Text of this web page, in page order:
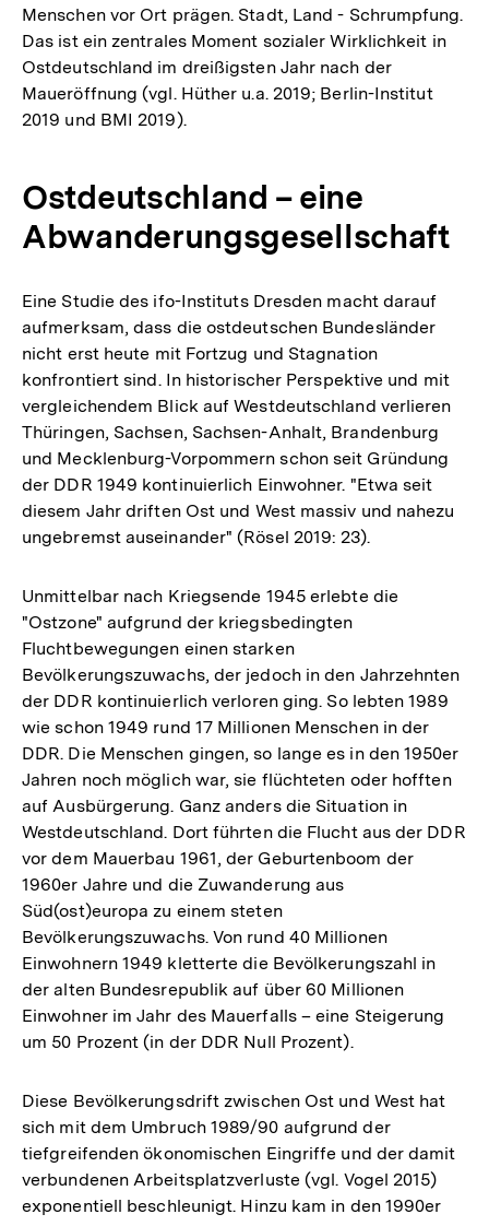
Menschen vor Ort prägen. Stadt, Land - Schrumpfung.
Das ist ein zentrales Moment sozialer Wirklichkeit in
Ostdeutschland im dreißigsten Jahr nach der
Maueröffnung (vgl. Hüther u.a. 2019; Berlin-Institut
2019 und BMI 2019).
Ostdeutschland – eine
Abwanderungsgesellschaft
Eine Studie des ifo-Instituts Dresden macht darauf
aufmerksam, dass die ostdeutschen Bundesländer
nicht erst heute mit Fortzug und Stagnation
konfrontiert sind. In historischer Perspektive und mit
vergleichendem Blick auf Westdeutschland verlieren
Thüringen, Sachsen, Sachsen-Anhalt, Brandenburg
und Mecklenburg-Vorpommern schon seit Gründung
der DDR 1949 kontinuierlich Einwohner. "Etwa seit
diesem Jahr driften Ost und West massiv und nahezu
ungebremst auseinander" (Rösel 2019: 23).
Unmittelbar nach Kriegsende 1945 erlebte die
"Ostzone" aufgrund der kriegsbedingten
Fluchtbewegungen einen starken
Bevölkerungszuwachs, der jedoch in den Jahrzehnten
der DDR kontinuierlich verloren ging. So lebten 1989
wie schon 1949 rund 17 Millionen Menschen in der
DDR. Die Menschen gingen, so lange es in den 1950er
Jahren noch möglich war, sie flüchteten oder hofften
auf Ausbürgerung. Ganz anders die Situation in
Westdeutschland. Dort führten die Flucht aus der DDR
vor dem Mauerbau 1961, der Geburtenboom der
1960er Jahre und die Zuwanderung aus
Süd(ost)europa zu einem steten
Bevölkerungszuwachs. Von rund 40 Millionen
Einwohnern 1949 kletterte die Bevölkerungszahl in
der alten Bundesrepublik auf über 60 Millionen
Einwohner im Jahr des Mauerfalls – eine Steigerung
um 50 Prozent (in der DDR Null Prozent).
Diese Bevölkerungsdrift zwischen Ost und West hat
sich mit dem Umbruch 1989/90 aufgrund der
tiefgreifenden ökonomischen Eingriffe und der damit
verbundenen Arbeitsplatzverluste (vgl. Vogel 2015)
exponentiell beschleunigt. Hinzu kam in den 1990er